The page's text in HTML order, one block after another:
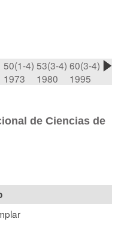
50(1-4)
1973
53(3-4)
1980
60(3-4)
1995
de Ciencias de